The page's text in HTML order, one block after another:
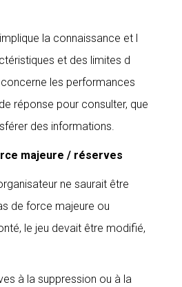
la connaissance et l
et des limites d
les performances
réponse pour consulter, que
des informations.
majeure / réserves
ne saurait être
de force majeure ou
le jeu devait être modifié,
à la suppression ou à la